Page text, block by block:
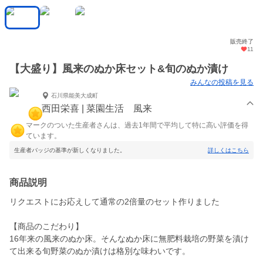
販売終了
11
【大盛り】風来のぬか床セット&旬のぬか漬け
みんなの投稿を見る
石川県能美大成町
西田栄喜 | 菜園生活 風来
マークのついた生産者さんは、過去1年間で平均して特に高い評価を得
ています。
生産者バッジの基準が新しくなりました。 詳しくはこちら
商品説明
リクエストにお応えして通常の2倍量のセット作りました
【商品のこだわり】
16年来の風来のぬか床。そんなぬか床に無肥料栽培の野菜を漬け
て出来る旬野菜のぬか漬けは格別な味わいです。